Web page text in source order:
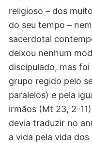
religioso – dos
do seu tempo –
sacerdotal
deixou nenhum
discipulado, mas
grupo regido pelo
paralelos) e pela
irmãos (Mt 23, 2-
devia traduzir no
a vida pela vida